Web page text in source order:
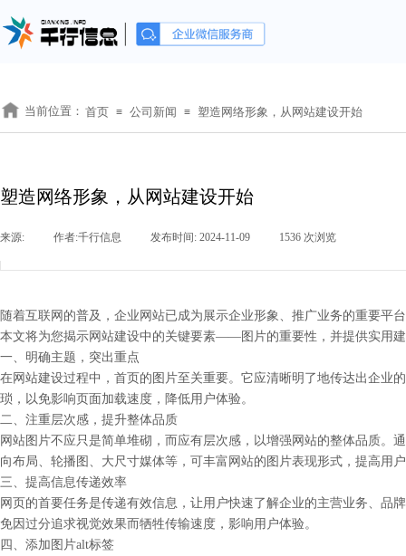
当前位置： 首页 ≡ 公司新闻 ≡ 塑造网络形象，从网站建设开始
塑造网络形象，从网站建设开始
来源: 作者:千行信息 发布时间: 2024-11-09 1536 次浏览
随着互联网的普及，企业网站已成为展示企业形象、推广业务的重要平
本文将为您揭示网站建设中的关键要素——图片的重要性，并提供实用
一、明确主题，突出重点
在网站建设过程中，首页的图片至关重要。它应清晰明了地传达出企业
琐，以免影响页面加载速度，降低用户体验。
二、注重层次感，提升整体品质
网站图片不应只是简单堆砌，而应有层次感，以增强网站的整体品质。
向布局、轮播图、大尺寸媒体等，可丰富网站的图片表现形式，提高用
三、提高信息传递效率
网页的首要任务是传递有效信息，让用户快速了解企业的主营业务、品
免因过分追求视觉效果而牺牲传输速度，影响用户体验。
四、添加图片alt标签